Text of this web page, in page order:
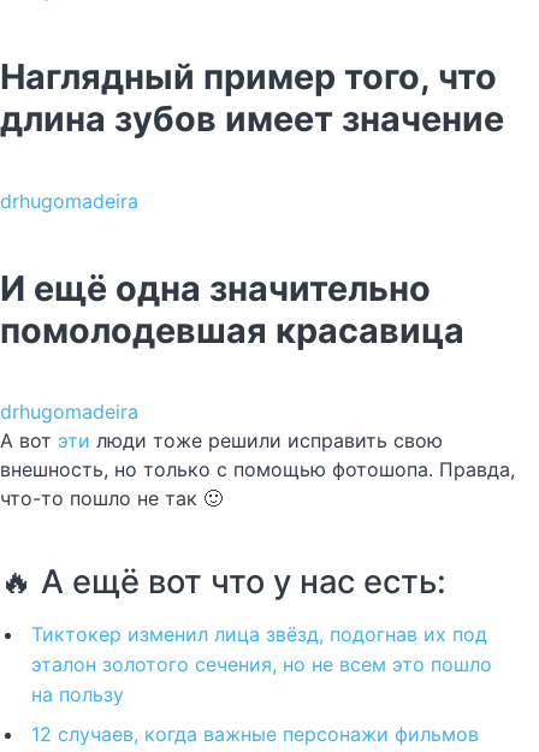
Наглядный пример того, что
длина зубов имеет значение
drhugomadeira
И ещё одна значительно
помолодевшая красавица
drhugomadeira
А вот эти люди тоже решили исправить свою
внешность, но только с помощью фотошопа. Правда,
что-то пошло не так 🙂
🔥 А ещё вот что у нас есть:
Тиктокер изменил лица звёзд, подогнав их под
эталон золотого сечения, но не всем это пошло
на пользу
12 случаев, когда важные персонажи фильмов